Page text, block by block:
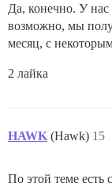
Да, конечно. У нас
возможно, мы
месяц, с
2 лайка
HAWK (Hawk) 15
По этой теме есть